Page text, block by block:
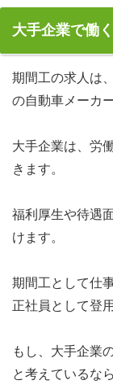
大手企業で働
期間工の求人は
の自動車メーカ
大手企業は、労
きます。
福利厚生や待遇
けます。
期間工として仕
正社員として登
もし、大手企業
と考えているな